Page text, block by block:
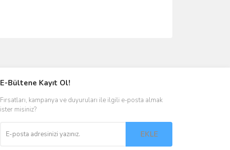
E-Bültene Kayıt Ol!
Fırsatları, kampanya ve duyuruları ile ilgili e-posta almak
ister misiniz?
EKLE